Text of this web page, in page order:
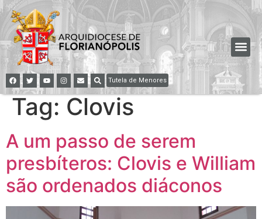
Tutela de Menores
Tag: Clovis
A um passo de serem
presbíteros: Clovis e William
são ordenados diáconos